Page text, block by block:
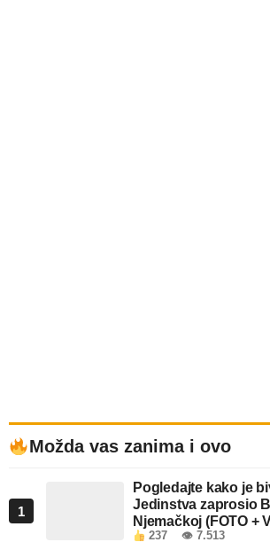
Možda vas zanima i ovo
1
Pogledajte kako je
Jedinstva zaprosio
Njemačkoj (FOTO +
237 👁 7.513